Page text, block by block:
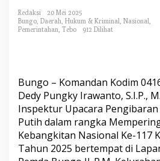
1
6
t
e
J
a
d
i
I
r
Redaksi
20 Mei 2025
Bungo Daerah Hukum & Kriminal Nasional
Pemerintahan Tebo 912 Dilihat
Bungo – Komandan Kodim
Dedy Pungky Irawanto, S.I.P.,
Inspektur Upacara
Putih dalam rangka
Kebangkitan Nasional Ke-117
Tahun 2025 bertempat di